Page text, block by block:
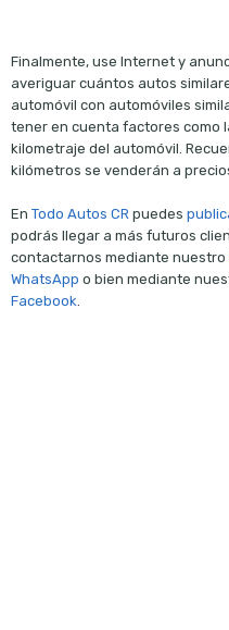
Finalmente, use Internet y
averiguar cuántos autos
automóvil con automóviles
tener en cuenta factores como
kilometraje del automóvil.
kilómetros se venderán a
En Todo Autos CRpuedes
podrás llegar a más futuros
contactarnos mediante nuestro
WhatsApp o bien mediante
Facebook.